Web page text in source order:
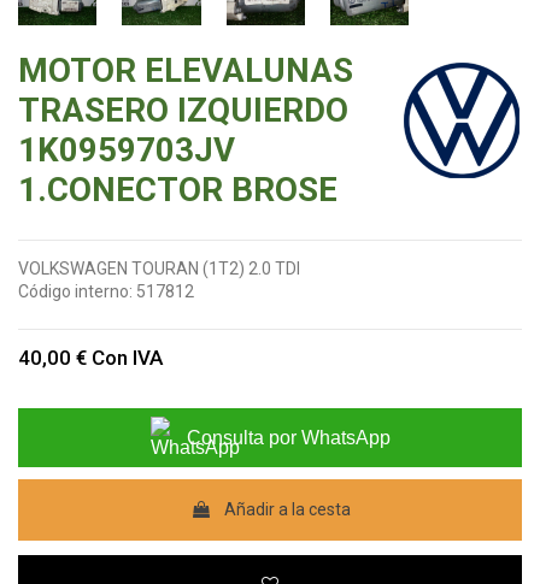
MOTOR ELEVALUNAS
TRASERO IZQUIERDO
1K0959703JV
1.CONECTOR BROSE
VOLKSWAGEN TOURAN (1T2) 2.0 TDI
Código interno: 517812
40,00 € Con IVA
Consulta por WhatsApp
Añadir a la cesta